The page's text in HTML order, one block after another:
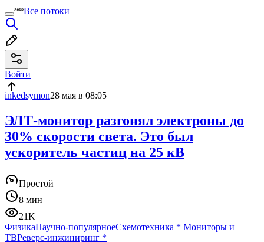
Все потоки
Войти
inkedsymon28 мая в 08:05
ЭЛТ-монитор разгонял электроны до
30% скорости света. Это был
ускоритель частиц на 25 кВ
Простой
8 мин
21K
ФизикаНаучно-популярноеСхемотехника * Мониторы и
ТВРеверс-инжиниринг *